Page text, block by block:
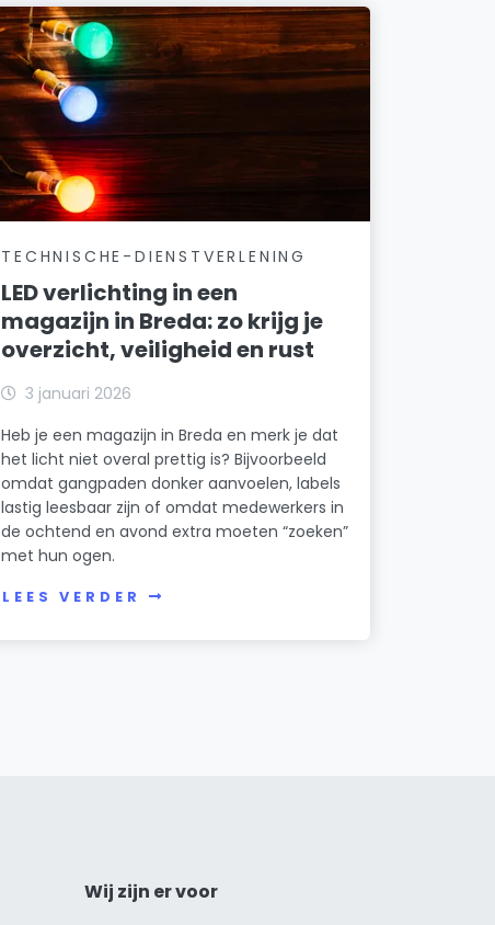
TECHNISCHE-DIENSTVERLENING
LED verlichting in een
magazijn in Breda: zo krijg je
overzicht, veiligheid en rust
3 januari 2026
Heb je een magazijn in Breda en merk je dat
het licht niet overal prettig is? Bijvoorbeeld
omdat gangpaden donker aanvoelen, labels
lastig leesbaar zijn of omdat medewerkers in
de ochtend en avond extra moeten “zoeken”
met hun ogen.
LEES VERDER
Wij zijn er voor